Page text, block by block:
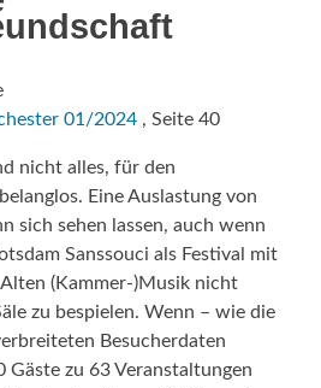
01/2024 , Seite 40
nicht alles, für den
Eine Auslastung von
sich sehen lassen, auch wenn
Sanssouci als Festival mit
(Kammer-)Musik nicht
zu bespielen. Wenn – wie die
Besucherdaten
Gäste zu 63 Veranstaltungen